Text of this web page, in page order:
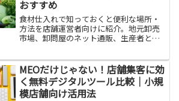
おすすめ
食材仕入れで知っておくと便利な場所・
方法を店舗運営者向けに紹介。地元卸売
市場、卸問屋のネット通販、生産者との
ースのおすすめをまとめました。
MEOだけじゃない！店舗集客に効
く無料デジタルツール比較｜小規
模店舗向け活用法